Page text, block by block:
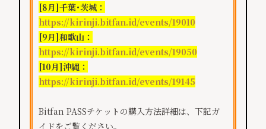
[8月]千葉･茨城：
https://kirinji.bitfan.id/events/19010
[9月]和歌山：
https://kirinji.bitfan.id/events/19050
[10月]沖縄：
https://kirinji.bitfan.id/events/19145
Bitfan PASSチケットの購入方法詳細は、下記ガ
イドをご覧ください。